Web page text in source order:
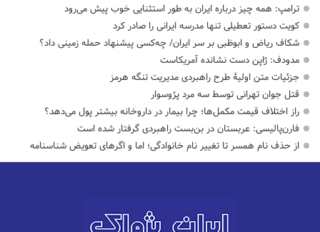
ترامپ: همه چیز درباره ایران به طور استثنایی خوب پیش می‌رود
کویت دستور تعطیلی تنها مدرسه ایرانی را صادر کرد
شکاف ریاض و ابوظبی بر سر ایران/ چه‌کسی پیشنهاد حمله زمینی داد؟
مدودف: ژاپن دست نشانده آمریکاست
جزئیات متن اولیۀ طرح راهبردی مدیریت تنگه هرمز
قتل جوان تهرانی توسط سه مرد پژوسوار
راز اختلاف قیمت مکمل‌ها؛ چرا بیمار در داروخانه بیشتر پول می‌دهد؟
فارن‌پالیسی: عربستان در بن‌بست راهبردی گرفتار شده است
از حذف نام همسر تا تغییر نام خانوادگی؛ اما و اگرهای تعویض شناسنامه